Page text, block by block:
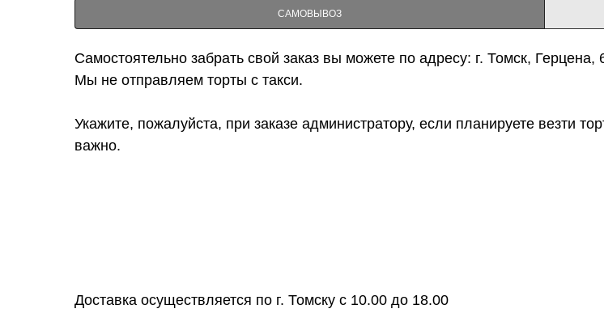
САМОВЫВОЗ
Самостоятельно забрать свой заказ вы можете по адресу: г. Томск, Герцена,
Мы не отправляем торты с такси.
Укажите, пожалуйста, при заказе администратору, если планируете везти
важно.
Доставка осуществляется по г. Томску с 10.00 до 18.00